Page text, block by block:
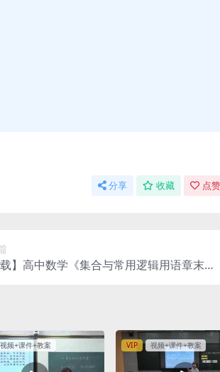
分享 收藏 点
载】高中数学《集合与常用逻辑用语章末小
视频+课件+教案 VIP 视频+课件+教案